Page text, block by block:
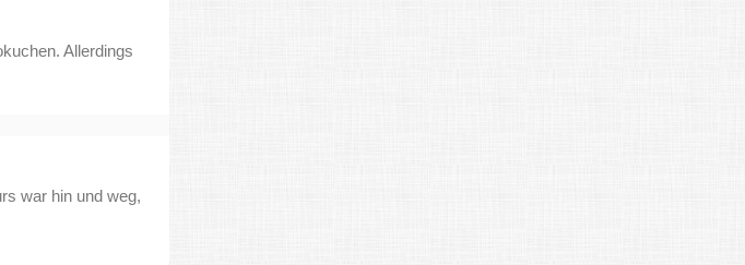
Allerdings
war hin und weg,